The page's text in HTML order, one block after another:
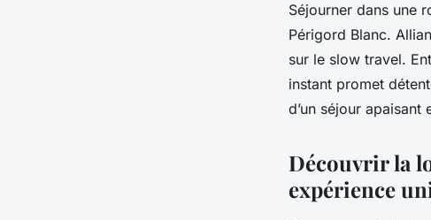
Séjourner dans une
Périgord Blanc.
sur le slow travel.
instant promet
d’un séjour
Découvrir la
expérience